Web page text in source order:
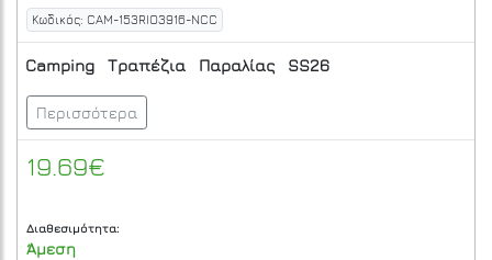
Κωδικός: CAM-153RIO3916-NCC
Camping Τραπέζια Παραλίας SS26
Περισσότερα
19.69€
Διαθεσιμότητα:
Άμεση